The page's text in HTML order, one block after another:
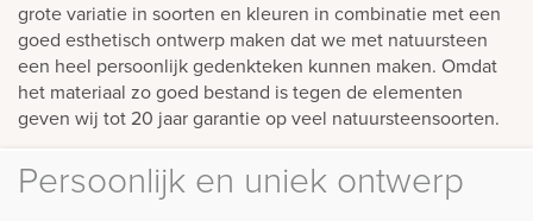
grote variatie in soorten en kleuren in combinatie met een
goed esthetisch ontwerp maken dat we met natuursteen
een heel persoonlijk gedenkteken kunnen maken. Omdat
het materiaal zo goed bestand is tegen de elementen
geven wij tot 20 jaar garantie op veel natuursteensoorten.
Persoonlijk en uniek ontwerp